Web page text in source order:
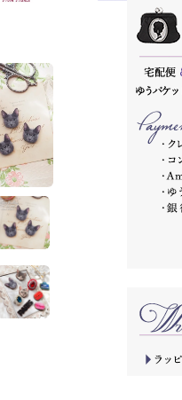
い雑貨
ー 雑貨
ル 雑貨
ス 雑貨